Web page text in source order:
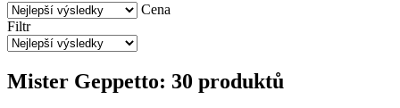
Cena
Filtr
Mister Geppetto: 30 produktů